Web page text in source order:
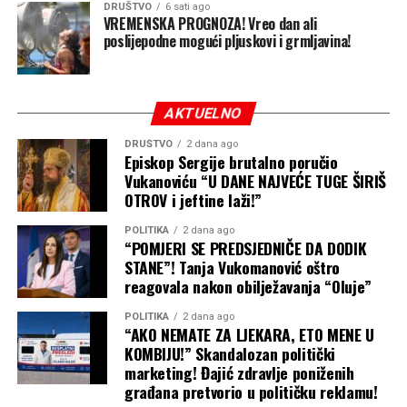
Pored toga što smanjuje prihode Kijeva i njegovu
sposobnost da finansira rat, Moskva se nada da će
skokom cijena hrane na globalnom nivou oslabiti i
četvrtinu uvoza pšenice za Egipat i oko 18 procenata za
Indoneziju. Takođe je najveći dobavljač kukuruza za
Evropsku uniju, pokriva čak 92 odsto njenog uvoza
suncokretovog ulja i ostaje ključni izvor stočne hrane i
biljnih ulja.
Putin računa na to da će poskupljenje hrane – u
trenutku kada američki rat sa Iranom već podiže cijene
nafte i svega ostalog – primorati ukrajinske trgovinske
partnere, prije svega u Evropi, da pritisnu Kijev da
obustavi napade unutar Rusije. Međutim, malo je
vjerovatno da će ta strategija upaliti, navodi se u analizi
Tajma. Šta Ukrajina može da uradi
Podrška Evrope Ukrajini i dalje je čvrsta, a vlade koje trpe
DRUŠTVO 6 sati ago
VREMENSKA PROGNOZA! Vreo dan ali
poslijepodne mogući pljuskovi i grmljavina!
AKTUELNO
DRUŠTVO 2 dana ago
Episkop Sergije brutalno poručio
Vukanoviću “U DANE NAJVEĆE TUGE ŠIRIŠ
OTROV i jeftine laži!”
POLITIKA 2 dana ago
“POMJERI SE PREDSJEDNIČE DA DODIK
STANE”! Tanja Vukomanović oštro
reagovala nakon obilježavanja “Oluje”
POLITIKA 2 dana ago
“AKO NEMATE ZA LJEKARA, ETO MENE U
KOMBIJU!” Skandalozan politički
marketing! Đajić zdravlje poniženih
građana pretvorio u političku reklamu!